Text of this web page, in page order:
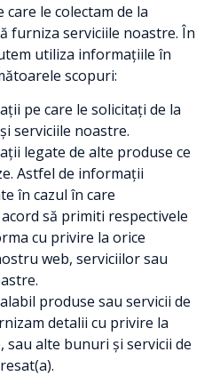
le colectam de la
furniza serviciile noastre. În
utiliza informațiile în
scopuri:
pe care le solicitați de la
serviciile noastre.
legate de alte produse ce
Astfel de informații
în cazul în care
să primiti respectivele
cu privire la orice
web, serviciilor sau
produse sau servicii de
detalii cu privire la
alte bunuri și servicii de